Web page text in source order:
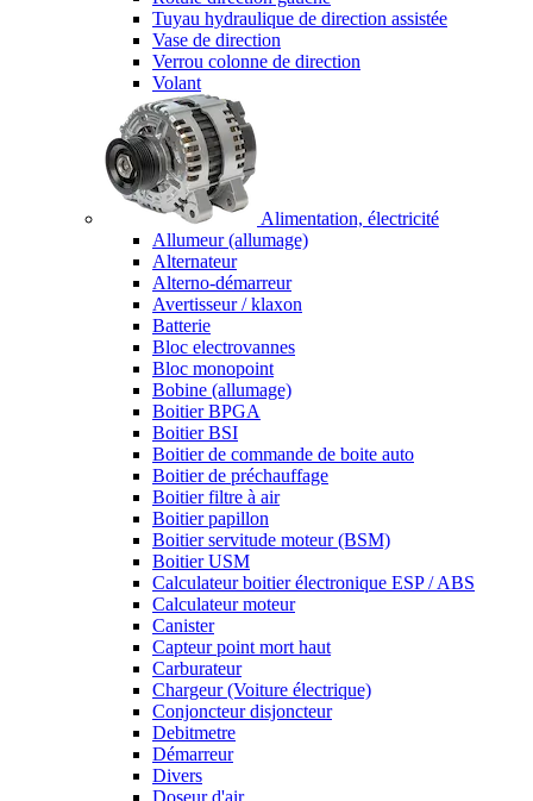
Tuyau hydraulique de direction assistée
Vase de direction
Verrou colonne de direction
Volant
Alimentation, électricité
Allumeur (allumage)
Alternateur
Alterno-démarreur
Avertisseur / klaxon
Batterie
Bloc electrovannes
Bloc monopoint
Bobine (allumage)
Boitier BPGA
Boitier BSI
Boitier de commande de boite auto
Boitier de préchauffage
Boitier filtre à air
Boitier papillon
Boitier servitude moteur (BSM)
Boitier USM
Calculateur boitier électronique ESP / ABS
Calculateur moteur
Canister
Capteur point mort haut
Carburateur
Chargeur (Voiture électrique)
Conjoncteur disjoncteur
Debitmetre
Démarreur
Divers
Doseur d'air